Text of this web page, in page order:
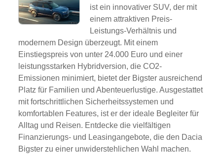
ist ein innovativer SUV, der mit
einem attraktiven Preis-
Leistungs-Verhältnis und
modernem Design überzeugt. Mit einem
Einstiegspreis von unter 24.000 Euro und einer
leistungsstarken Hybridversion, die CO2-
Emissionen minimiert, bietet der Bigster ausreichend
Platz für Familien und Abenteuerlustige. Ausgestattet
mit fortschrittlichen Sicherheitssystemen und
komfortablen Features, ist er der ideale Begleiter für
Alltag und Reisen. Entdecke die vielfältigen
Finanzierungs- und Leasingangebote, die den Dacia
Bigster zu einer unwiderstehlichen Wahl machen.